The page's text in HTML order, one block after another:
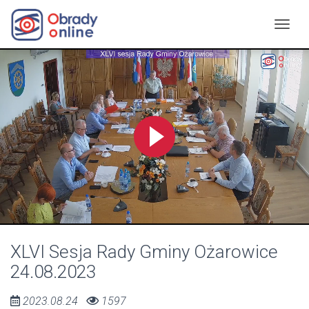
XLVI Sesja Rady Gminy Ożarowice
24.08.2023
2023.08.24 1597